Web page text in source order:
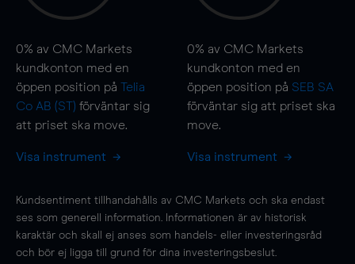
0% av CMC Markets
kundkonton med en
öppen position på Telia
Co AB (ST) förväntar sig
att priset ska move.
Visa instrument
0% av CMC Markets
kundkonton med en
öppen position på SEB SA
förväntar sig att priset ska
move.
Visa instrument
Kundsentiment tillhandahålls av CMC Markets och ska endast
ses som generell information. Informationen är av historisk
karaktär och skall ej anses som handels- eller investeringsråd
och bör ej ligga till grund för dina investeringsbeslut.